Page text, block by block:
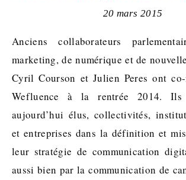
20 mars 2015
Anciens collaborateurs parlementaires, férus de
marketing, de numérique et de
Cyril Courson et Julien Peres ont co-
Wefluence à la rentrée 2014. Ils
aujourd’hui élus, collectivités,
et entreprises dans la définition et
leur stratégie de communication
aussi bien par la communication de